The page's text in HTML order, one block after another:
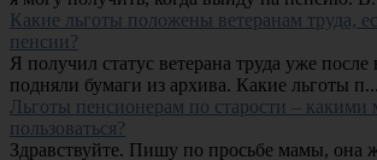
Какие льготы положены ветеранам труда,
пенсии?
Я получил статус ветерана труда уже
подняли бумаги из архива. Какие льготы п...
Льготы пенсионерам по старости – какими
пользоваться?
Здравствуйте. Пишу по просьбе мамы, она